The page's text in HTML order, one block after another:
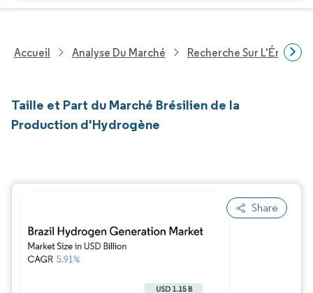
Accueil Analyse Du Marché Recherche Sur
Taille et Part du Marché Brésilien de la
Production d'Hydrogène
Share